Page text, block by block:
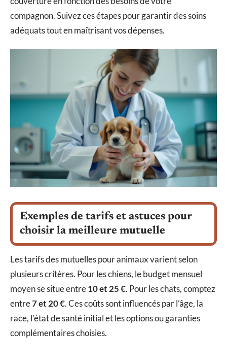
compagnon. Suivez ces étapes pour garantir des soins
adéquats tout en maîtrisant vos dépenses.
Exemples de tarifs et astuces pour
choisir la meilleure mutuelle
Les tarifs des mutuelles pour animaux varient selon
plusieurs critères. Pour les chiens, le budget mensuel
moyen se situe entre10 et 25 €. Pour les chats, comptez
entre7 et 20 €. Ces coûts sont influencés par l’âge, la
race, l’état de santé initial et les options ou garanties
complémentaires choisies.